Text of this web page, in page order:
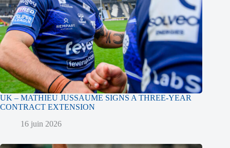
UK – MATHIEU JUSSAUME SIGNS A THREE-YEAR
CONTRACT EXTENSION
16 juin 2026